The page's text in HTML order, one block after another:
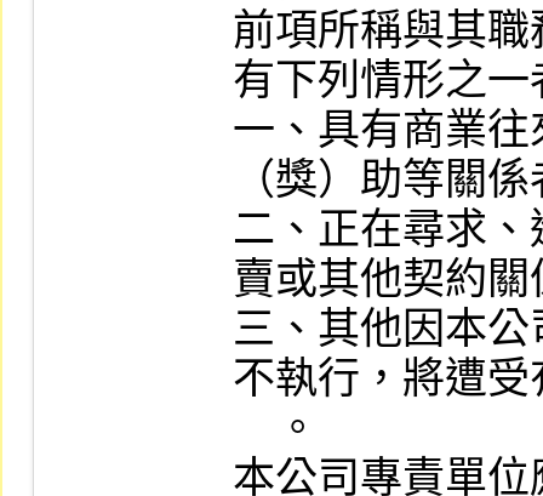
前項所稱與其
有下列情形之一
一、具有商業
（獎）助等關
二、正在尋求
賣或其他契約關
三、其他因本
不執行，將遭
本公司專責單